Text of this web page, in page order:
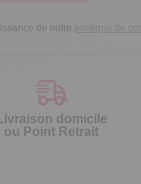
de notre politique de
domicile
ou Point Retrait